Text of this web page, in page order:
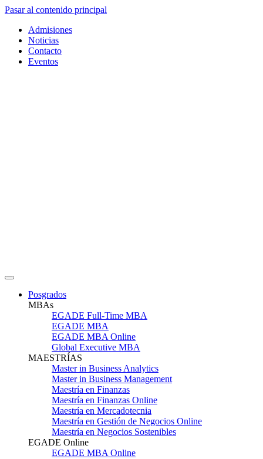
Pasar al contenido principal
Admisiones
Noticias
Contacto
Eventos
Posgrados
MBAs
EGADE Full-Time MBA
EGADE MBA
EGADE MBA Online
Global Executive MBA
MAESTRÍAS
Master in Business Analytics
Master in Business Management
Maestría en Finanzas
Maestría en Finanzas Online
Maestría en Mercadotecnia
Maestría en Gestión de Negocios Online
Maestría en Negocios Sostenibles
EGADE Online
EGADE MBA Online